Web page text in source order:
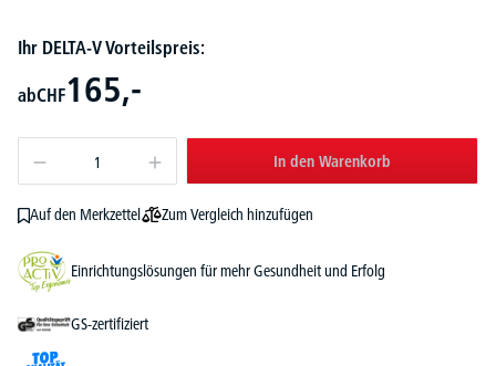
Ihr DELTA-V Vorteilspreis:
abCHF165,-
In den Warenkorb
Auf den Merkzettel Zum Vergleich hinzufügen
Einrichtungslösungen für mehr Gesundheit und Erfolg
GS-zertifiziert